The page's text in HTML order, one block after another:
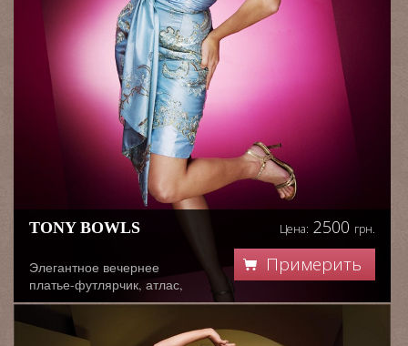
TONY BOWLS
Элегантное вечернее
платье-футлярчик, атлас,
вышивка, украшено
стильной лентой. Для
праздничныхкорпоративов,
Цена: 2500 грн.
Примерить